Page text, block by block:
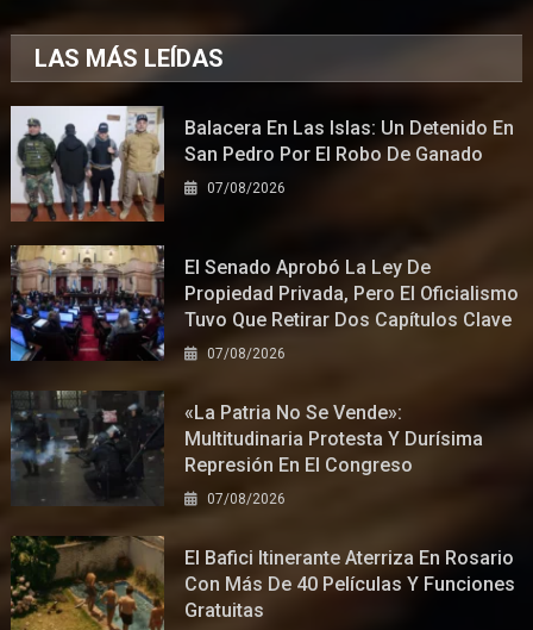
LAS MÁS LEÍDAS
Balacera En Las Islas: Un Detenido En
San Pedro Por El Robo De Ganado
07/08/2026
El Senado Aprobó La Ley De
Propiedad Privada, Pero El Oficialismo
Tuvo Que Retirar Dos Capítulos Clave
07/08/2026
«La Patria No Se Vende»:
Multitudinaria Protesta Y Durísima
Represión En El Congreso
07/08/2026
El Bafici Itinerante Aterriza En Rosario
Con Más De 40 Películas Y Funciones
Gratuitas